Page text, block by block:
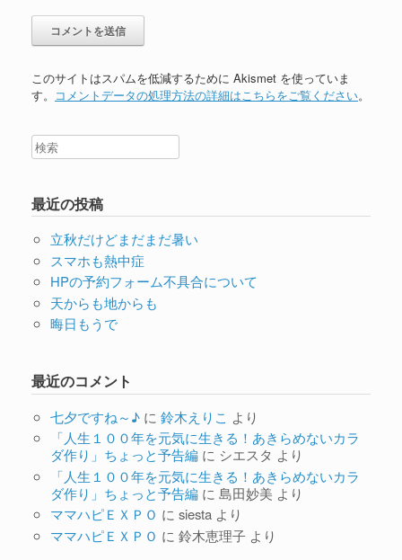
このサイトはスパムを低減するために Akismet を使っていま
す。 コメントデータの処理方法の詳細はこちらをご覧ください。
最近の投稿
立秋だけどまだまだ暑い
スマホも熱中症
HPの予約フォーム不具合について
天からも地からも
晦日もうで
最近のコメント
七夕ですね～♪に 鈴木えりこ より
「人生１００年を元気に生きる！あきらめないカラ
ダ作り」ちょっと予告編に シエスタ より
「人生１００年を元気に生きる！あきらめないカラ
ダ作り」ちょっと予告編に 島田妙美 より
ママハピＥＸＰＯ に siestaより
ママハピＥＸＰＯ に 鈴木恵理子より